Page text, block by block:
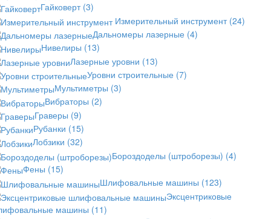
Гайковерт (3)
Измерительный инструмент (24)
Дальномеры лазерные (4)
Нивелиры (13)
Лазерные уровни (13)
Уровни строительные (7)
Мультиметры (3)
Вибраторы (2)
Граверы (9)
Рубанки (15)
Лобзики (32)
Бороздоделы (штроборезы) (4)
Фены (15)
Шлифовальные машины (123)
Эксцентриковые
машины (11)